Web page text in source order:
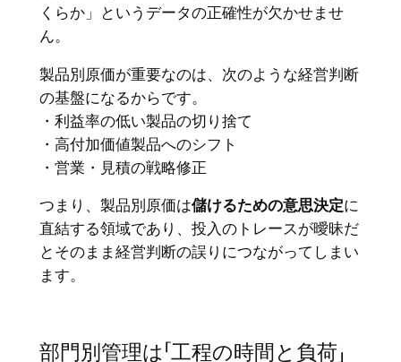
くらか」というデータの正確性が欠かせませ
ん。
製品別原価が重要なのは、次のような経営判断
の基盤になるからです。
・利益率の低い製品の切り捨て
・高付加価値製品へのシフト
・営業・見積の戦略修正
つまり、製品別原価は儲けるための意思決定に
直結する領域であり、投入のトレースが曖昧だ
とそのまま経営判断の誤りにつながってしまい
ます。
部門別管理は「工程の時間と負荷」